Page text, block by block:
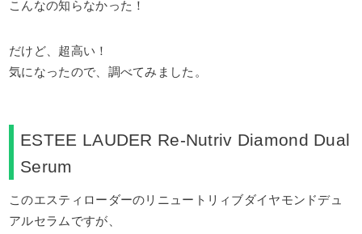
こんなの知らなかった！
だけど、超高い！
気になったので、調べてみました。
ESTEE LAUDER Re-Nutriv Diamond Dual
Serum
このエスティローダーのリニュートリィブダイヤモンドデュ
アルセラムですが、